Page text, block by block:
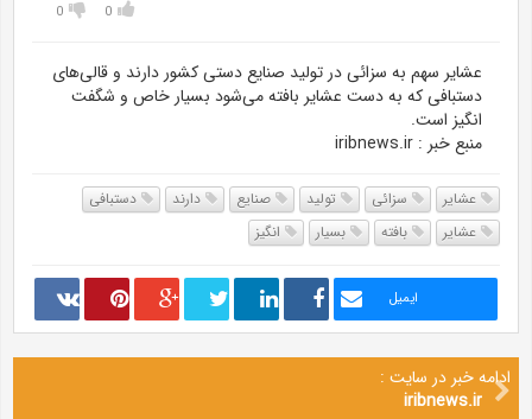
0
0
عشایر سهم به سزائی در تولید صنایع دستی کشور دارند و قالی‌های
دستبافی که به دست عشایر بافته می‌شود بسیار خاص و شگفت
انگیز است.
منبع خبر : iribnews.ir
عشایر سزائی تولید صنایع دارند
دستبافی
عشایر
بافته بسیار انگیز
ایمیل
ادامه خبر در سایت :
iribnews.ir